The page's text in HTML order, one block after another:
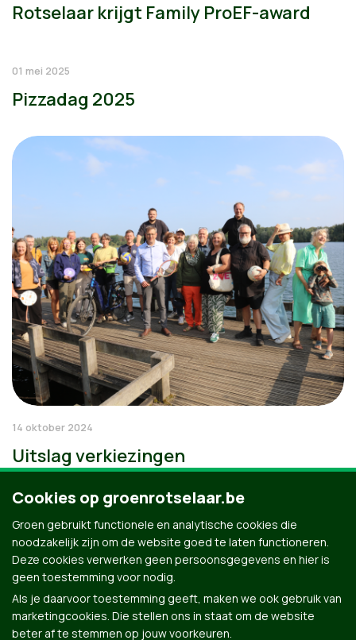
Rotselaar krijgt Family ProEF-award
01 mei 2025
Pizzadag 2025
14 oktober 2024
Uitslag verkiezingen
Cookies op groenrotselaar.be
Groen gebruikt functionele en analytische cookies die
noodzakelijk zijn om de website goed te laten functioneren.
Deze cookies verwerken geen persoonsgegevens en hier is
geen toestemming voor nodig.
Als je daarvoor toestemming geeft, maken we ook gebruik van
marketingcookies. Die stellen ons in staat om de website
beter af te stemmen op jouw voorkeuren.